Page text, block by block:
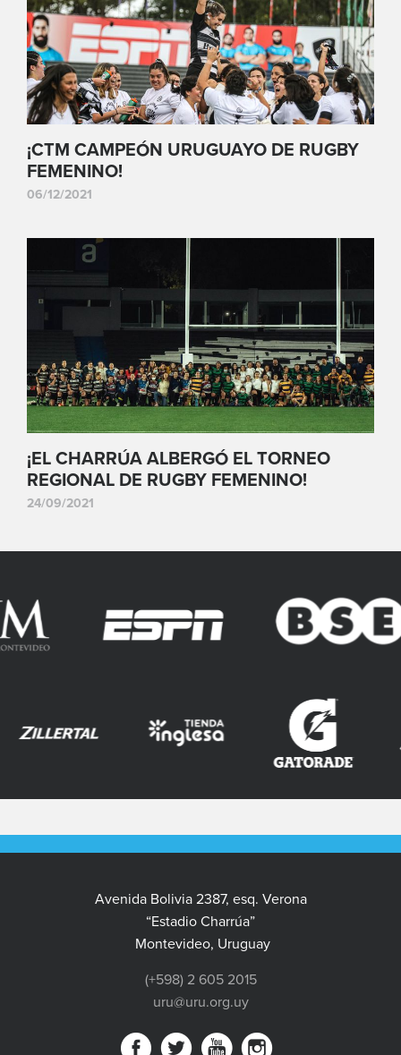
¡CTM CAMPEÓN URUGUAYO DE RUGBY
FEMENINO!
06/12/2021
¡EL CHARRÚA ALBERGÓ EL TORNEO
REGIONAL DE RUGBY FEMENINO!
24/09/2021
Avenida Bolivia 2387, esq. Verona
“Estadio Charrúa”
Montevideo, Uruguay
(+598) 2 605 2015
uru@uru.org.uy